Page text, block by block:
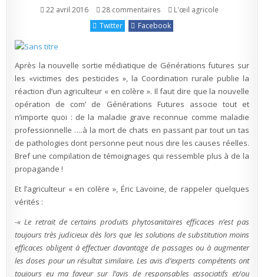
22 avril 2016 28 commentairessur
Générations
Futures
et
n’est
de
la
communication,
c’est
de
la
propagande
?
Publié
L'œil agricole
Twitter
Facebook
Après la nouvelle sortie médiatique de Générations futures sur
les «victimes des pesticides », la Coordination rurale publie la
réaction d’un agriculteur « en colère ». Il faut dire que la nouvelle
opération de com’ de Générations Futures associe tout et
n’importe quoi : de la maladie grave reconnue comme maladie
professionnelle ….à la mort de chats en passant par tout un tas
de pathologies dont personne peut nous dire les causes réelles.
Bref une compilation de témoignages qui ressemble plus à de la
propagande !
Et l’agriculteur « en colère », Éric Lavoine, de rappeler quelques
vérités :
-« Le retrait de certains produits phytosanitaires efficaces n’est pas
toujours très judicieux dès lors que les solutions de substitution moins
efficaces obligent à effectuer davantage de passages ou à augmenter
les doses pour un résultat similaire. Les avis d’experts compétents ont
toujours eu ma faveur sur l’avis de responsables associatifs et/ou